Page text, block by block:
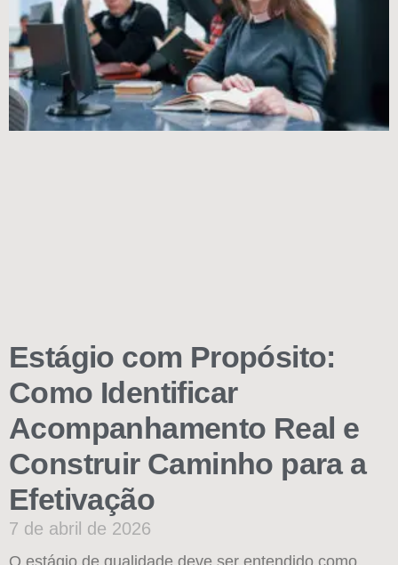
Estágio com Propósito:
Como Identificar
Acompanhamento Real e
Construir Caminho para a
Efetivação
7 de abril de 2026
O estágio de qualidade deve ser entendido como